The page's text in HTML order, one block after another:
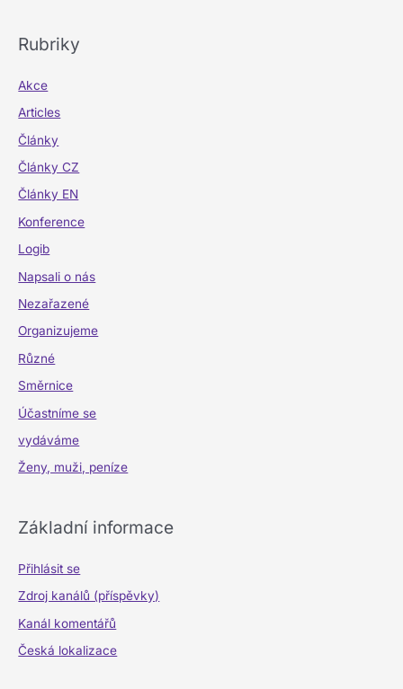
Rubriky
Akce
Articles
Články
Články CZ
Články EN
Konference
Logib
Napsali o nás
Nezařazené
Organizujeme
Různé
Směrnice
Účastníme se
vydáváme
Ženy, muži, peníze
Základní informace
Přihlásit se
Zdroj kanálů (příspěvky)
Kanál komentářů
Česká lokalizace